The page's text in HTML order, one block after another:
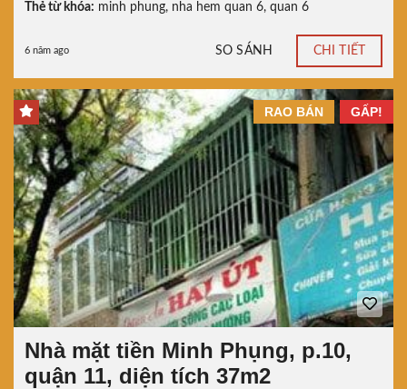
Thẻ từ khóa: minh phung, nha hem quan 6, quan 6
6 năm ago SO SÁNH CHI TIẾT
GẤP!
RAO BÁN
Nhà mặt tiền Minh Phụng, p.10,
quận 11, diện tích 37m2